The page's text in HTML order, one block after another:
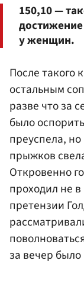
150,10 —
у женщин.
После такого
остальным
разве что за
было
преуспела,
прыжков
Откровенно
проходил не
претензии
за вечер